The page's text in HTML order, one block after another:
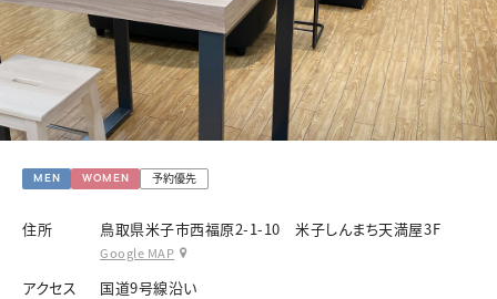
MEN WOMEN 予約優先
住所 鳥取県米子市西福原2-1-10 米子しんまち天満屋3F
Google MAP
アクセス 国道9号線沿い